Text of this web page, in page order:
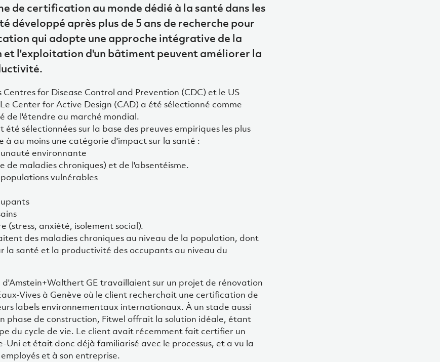
de certification au monde dédié à la santé dans les
développé après plus de 5 ans de recherche pour
qui adopte une approche intégrative de la
l'exploitation d'un bâtiment peuvent améliorer la
for Disease Control and Prevention (CDC) et le US
Center for Active Design (CAD) a été sélectionné comme
de l'étendre au marché mondial.
sélectionnées sur la base des preuves empiriques les plus
à au moins une catégorie d'impact sur la santé :
environnante
de maladies chroniques) et de l'absentéisme.
vulnérables
(stress, anxiété, isolement social).
des maladies chroniques au niveau de la population, dont
la santé et la productivité des occupants au niveau du
d'Amstein+Walthert GE travaillaient sur un projet de rénovation
Vives à Genève où le client recherchait une certification de
labels environnementaux internationaux. À un stade aussi
phase de construction, Fitwel offrait la solution idéale, étant
du cycle de vie. Le client avait récemment fait certifier un
Uni et était donc déjà familiarisé avec le processus, et a vu la
et à son entreprise.